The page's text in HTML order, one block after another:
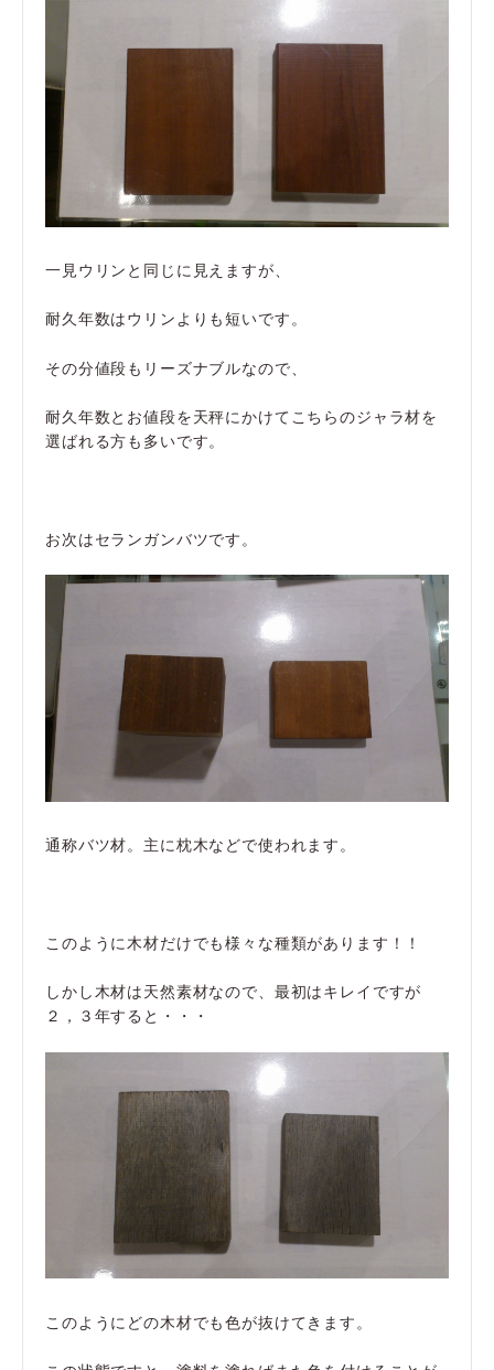
一見ウリンと同じに見えますが、
耐久年数はウリンよりも短いです。
その分値段もリーズナブルなので、
耐久年数とお値段を天秤にかけてこちらのジャラ材を
選ばれる方も多いです。
お次はセランガンバツです。
通称バツ材。主に枕木などで使われます。
このように木材だけでも様々な種類があります！！
しかし木材は天然素材なので、最初はキレイですが
２，３年すると・・・
このようにどの木材でも色が抜けてきます。